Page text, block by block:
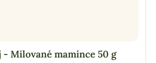
- Milované mamince 50 g